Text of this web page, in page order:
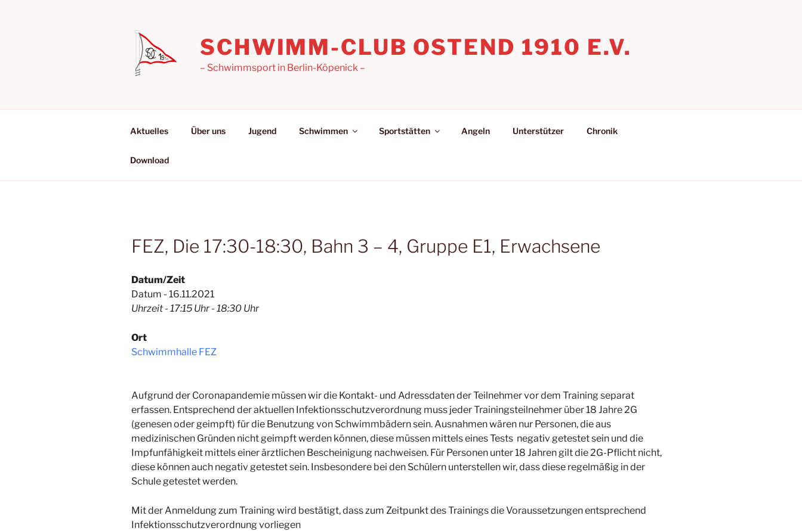
SCHWIMM-CLUB OSTEND 1910 E.V.
– Schwimmsport in Berlin-Köpenick –
Aktuelles Über uns Jugend Schwimmen Sportstätten Angeln Unterstützer Chronik
Download
FEZ, Die 17:30-18:30, Bahn 3 – 4, Gruppe E1, Erwachsene
Datum/Zeit
Datum - 16.11.2021
Uhrzeit - 17:15 Uhr - 18:30 Uhr
Ort
Schwimmhalle FEZ
Aufgrund der Coronapandemie müssen wir die Kontakt- und Adressdaten der Teilnehmer vor dem Training separat
erfassen. Entsprechend der aktuellen Infektionsschutzverordnung muss jeder Trainingsteilnehmer über 18 Jahre 2G
(genesen oder geimpft) für die Benutzung von Schwimmbädern sein. Ausnahmen wären nur Personen, die aus
medizinischen Gründen nicht geimpft werden können, diese müssen mittels eines Tests negativ getestet sein und die
Impfunfähigkeit mittels einer ärztlichen Bescheinigung nachweisen. Für Personen unter 18 Jahren gilt die 2G-Pflicht nicht,
diese können auch negativ getestet sein. Insbesondere bei den Schülern unterstellen wir, dass diese regelmäßig in der
Schule getestet werden.
Mit der Anmeldung zum Training wird bestätigt, dass zum Zeitpunkt des Trainings die Voraussetzungen entsprechend
Infektionsschutzverordnung vorliegen